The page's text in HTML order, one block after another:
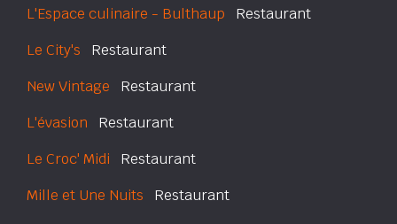
L'Espace culinaire - Bulthaup Restaurant
Le City's Restaurant
New Vintage Restaurant
L'évasion Restaurant
Le Croc' Midi Restaurant
Mille et Une Nuits Restaurant